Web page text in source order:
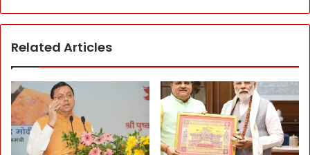
Related Articles